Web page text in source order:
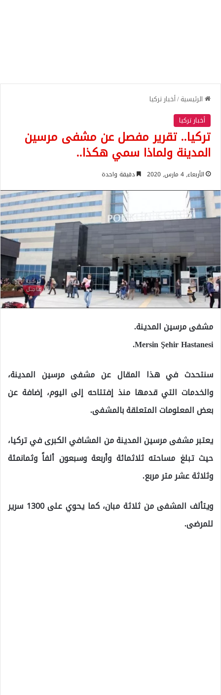
الرئيسية/أخبار تركيا
أخبار تركيا
تركيا.. تقرير مفصل عن مشفى مرسين
المدينة ولماذا سمي هكذا..
الأربعاء, 4 مارس, 2020 دقيقة واحدة
مشفى مرسين المدينة.
Mersin Şehir Hastanesi.
سنتحدث في هذا المقال عن مشفى مرسين المدينة،
والخدمات التي قدمها منذ إفتتاحه إلى اليوم، إضافة عن
بعض المعلومات المتعلقة بالمشفى.
يعتبر مشفى مرسين المدينة من المشافي الكبرى في تركيا،
حيث تبلغ مساحته ثلاثمائة وأربعة وسبعون ألفاً وثمانمئة
وثلاثة عشر متر مربع.
ويتألف المشفى من ثلاثة مبان، كما يحوي على 1300 سرير
للمرضى.